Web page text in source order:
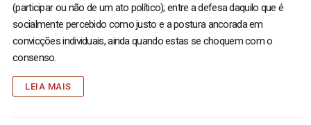
(participar ou não de um ato político); entre a defesa daquilo que é
socialmente percebido como justo e a postura ancorada em
convicções individuais, ainda quando estas se choquem com o
consenso.
LEIA MAIS